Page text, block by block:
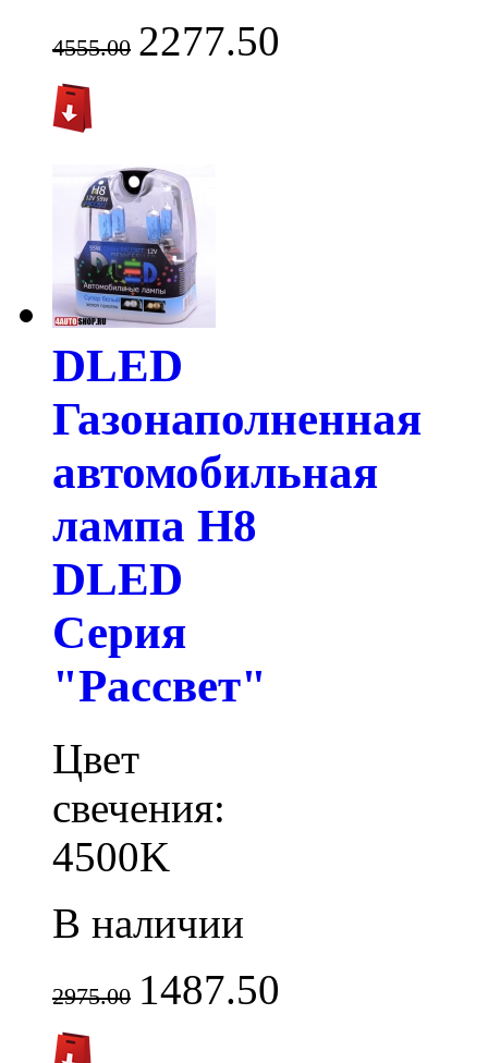
4555.00 2277.50
DLED
Газонаполненная
автомобильная
лампа H8
DLED
Серия
"Рассвет"
Цвет
свечения:
4500K
В наличии
2975.00 1487.50